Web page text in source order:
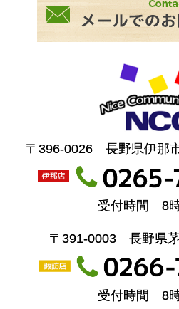
〒396-0026 長野県伊那
受付時間 8
〒391-0003 長野県
受付時間 8